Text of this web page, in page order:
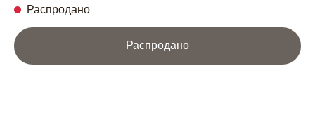
Распродано
Распродано